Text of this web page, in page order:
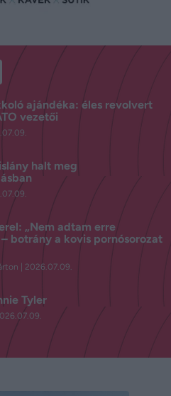
ajándéka: éles revolvert
vezetői
halt meg
„Nem adtam erre
botrány a kovis pornósorozat
2026.07.09.
Tyler